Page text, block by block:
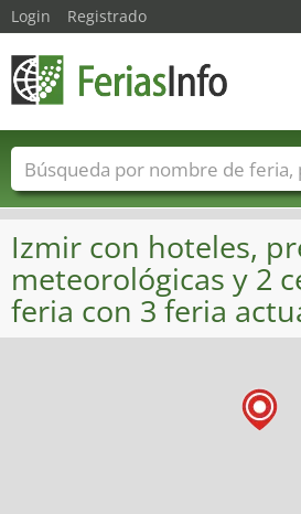
Izmir con hoteles,
meteorológicas y 2
feria con 3 feria
Login Registrado
Nombres de ferias Países
Sectores de ferias
Sectores de proveedor de